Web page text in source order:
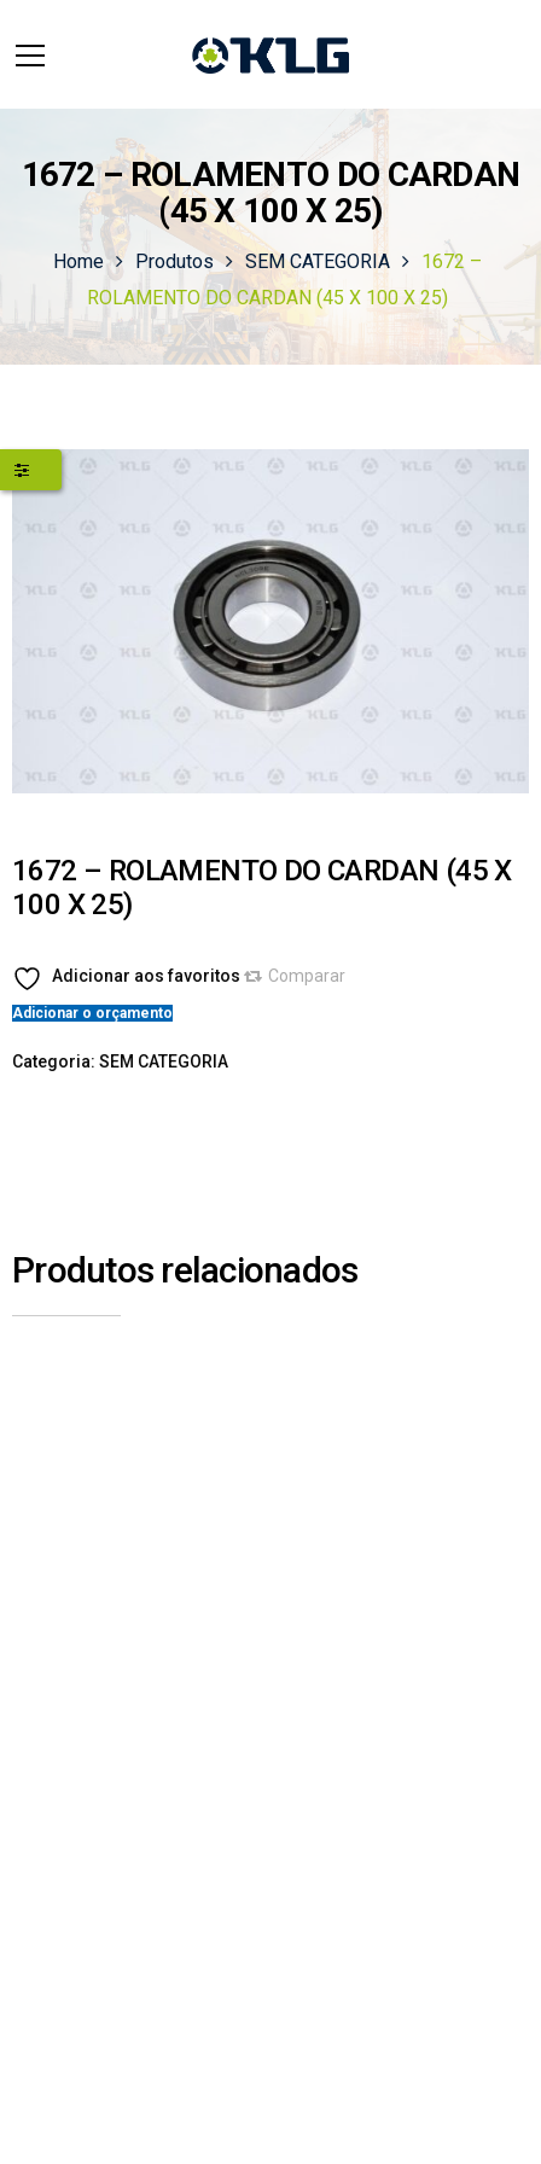
1672 – ROLAMENTO DO CARDAN
(45 X 100 X 25)
Home Produtos SEM CATEGORIA
1672 –
ROLAMENTO DO CARDAN (45 X 100 X 25)
1672 – ROLAMENTO DO CARDAN (45 X
100 X 25)
Adicionar aos favoritos Comparar
Adicionar o orçamento
Categoria: SEM CATEGORIA
Produtos relacionados